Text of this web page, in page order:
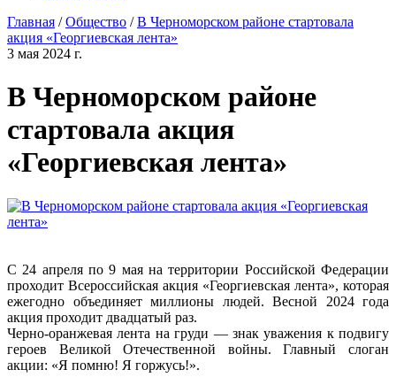
Главная /Общество /В Черноморском районе стартовала
акция «Георгиевская лента»
3 мая 2024 г.
В Черноморском районе
стартовала акция
«Георгиевская лента»
С 24 апреля по 9 мая на территории Российской Федерации
проходит Всероссийская акция «Георгиевская лента», которая
ежегодно объединяет миллионы людей. Весной 2024 года
акция проходит двадцатый раз.
Черно-оранжевая лента на груди — знак уважения к подвигу
героев Великой Отечественной войны. Главный слоган
акции: «Я помню! Я горжусь!».